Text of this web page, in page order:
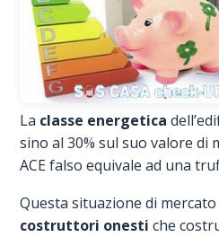
La classe energetica
sino al 30% sul suo valore di
ACE falso equivale ad una
Questa situazione di
costruttori onesti che